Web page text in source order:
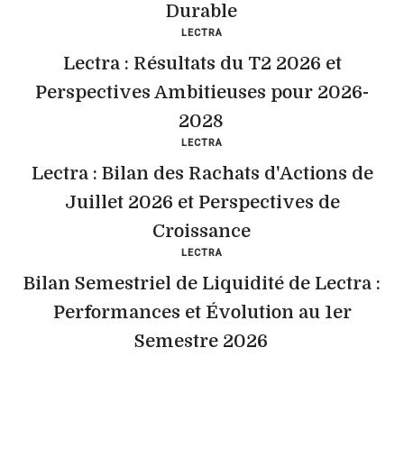
Durable
LECTRA
Lectra : Résultats du T2 2026 et
Perspectives Ambitieuses pour 2026-
2028
LECTRA
Lectra : Bilan des Rachats d'Actions de
Juillet 2026 et Perspectives de
Croissance
LECTRA
Bilan Semestriel de Liquidité de Lectra :
Performances et Évolution au 1er
Semestre 2026